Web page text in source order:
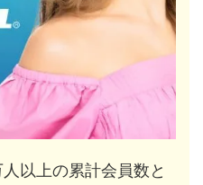
以上の累計会員数と